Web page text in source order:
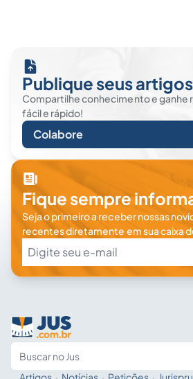
Publique seus artigos
Compartilhe conhecimento e ganhe
fácil e rápido!
Colabore
Fique sempre
Seja o primeiro a receber nossas
recentes diretamente em sua caixa